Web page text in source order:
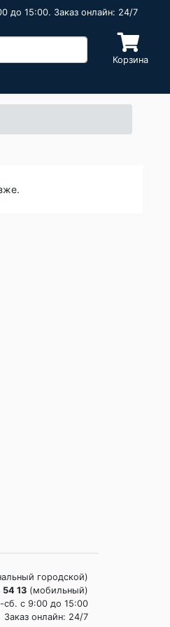
до 15:00. Заказ онлайн: 24/7
Корзина
городской)
54 13 (мобильный)
сб. c 9:00 до 15:00
Заказ онлайн: 24/7